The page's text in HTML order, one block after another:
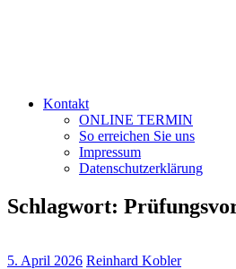
Kontakt
ONLINE TERMIN
So erreichen Sie uns
Impressum
Datenschutzerklärung
Schlagwort:
5. April 2026 Reinhard Kobler